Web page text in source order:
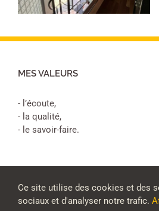
MES VALEURS
- l’écoute,
- la qualité,
- le savoir-faire.
Copyright fbdecostyl.com | Tous droits
Ce site utilise des cookies et des
sociaux et d'analyser notre trafic.